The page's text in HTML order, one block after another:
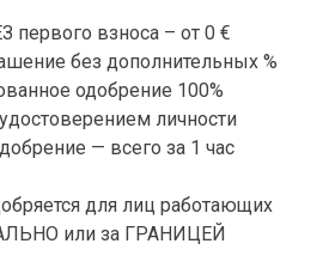
первого взноса – от 0 €
без дополнительных %
одобрение 100%
личности
— всего за 1 час
для лиц работающих
или за ГРАНИЦЕЙ